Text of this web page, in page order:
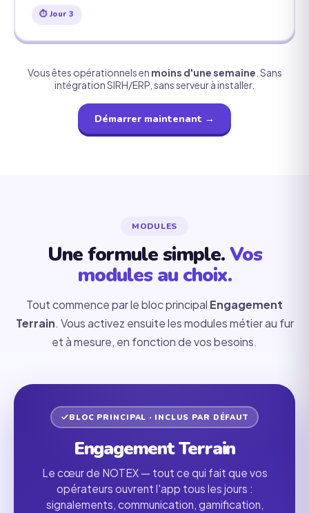
⏱ Jour 3
Vous êtes opérationnels en moins d'une semaine . Sans
intégration SIRH/ERP, sans serveur à installer.
Démarrer maintenant →
MODULES
Une formule simple.Vos
modules au choix.
Tout commence par le bloc principal Engagement
Terrain. Vous activez ensuite les modules métier au fur
et à mesure, en fonction de vos besoins.
BLOC PRINCIPAL · INCLUS PAR DÉFAUT
Engagement Terrain
Le cœur de NOTEX — tout ce qui fait que vos
opérateurs ouvrent l'app tous les jours :
signalements, communication, gamification,